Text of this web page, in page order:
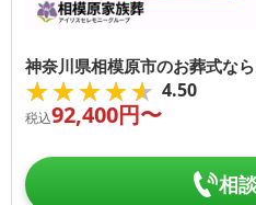
神奈川県相模原市のお葬式なら
★★★★★
★★★★★ 4.50
税込92,400円〜
相